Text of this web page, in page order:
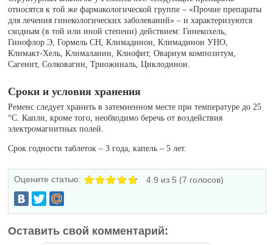
относятся к той же фармакологической группе – «Прочие препараты
для лечения гинекологических заболеваний» – и характеризуются
сходным (в той или иной степени) действием: Гинекохель,
Гинофлор Э, Гормель СН, Климадинон, Климадинон УНО,
Климакт-Хель, Клималанин, Клиофит, Овариум композитум,
Сагенит, Солковагин, Триожиналь, Циклодинон.
Сроки и условия хранения
Ременс следует хранить в затемненном месте при температуре до 25
°С. Капли, кроме того, необходимо беречь от воздействия
электромагнитных полей.
Срок годности таблеток – 3 года, капель – 5 лет.
Оцените статью: 4.9 из 5 (7 голосов)
Оставить свой комментарий: